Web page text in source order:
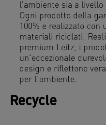
l’ambiente sia a
Ogni prodotto della
100% e realizzato con
materiali riciclati.
premium Leitz, i
un'eccezionale
design e riflettono
per l'ambiente.
Recycle